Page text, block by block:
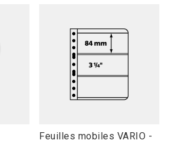
link
Feuilles mobiles VARIO -